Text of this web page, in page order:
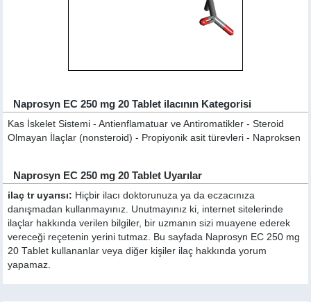
Naprosyn EC 250 mg 20 Tablet ilacının Kategorisi
Kas İskelet Sistemi - Antienflamatuar ve Antiromatikler - Steroid
Olmayan İlaçlar (nonsteroid) - Propiyonik asit türevleri - Naproksen
Naprosyn EC 250 mg 20 Tablet Uyarılar
ilaç tr uyarısı: Hiçbir ilacı doktorunuza ya da eczacınıza
danışmadan kullanmayınız. Unutmayınız ki, internet sitelerinde
ilaçlar hakkında verilen bilgiler, bir uzmanın sizi muayene ederek
vereceği reçetenin yerini tutmaz. Bu sayfada Naprosyn EC 250 mg
20 Tablet kullananlar veya diğer kişiler ilaç hakkında yorum
yapamaz.